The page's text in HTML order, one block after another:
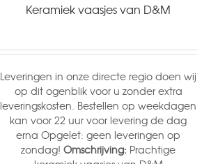
Keramiek vaasjes van D&M
Leveringen in onze directe regio doen wij
op dit ogenblik voor u zonder extra
leveringskosten. Bestellen op weekdagen
kan voor 22 uur voor levering de dag
erna Opgelet: geen leveringen op
zondag!Omschrijving: Prachtige